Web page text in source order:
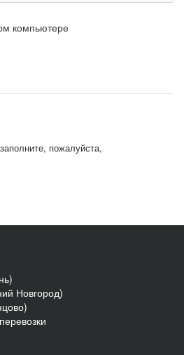
компьютере
пожалуйста,
Новгород)